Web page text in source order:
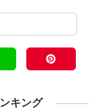
キング